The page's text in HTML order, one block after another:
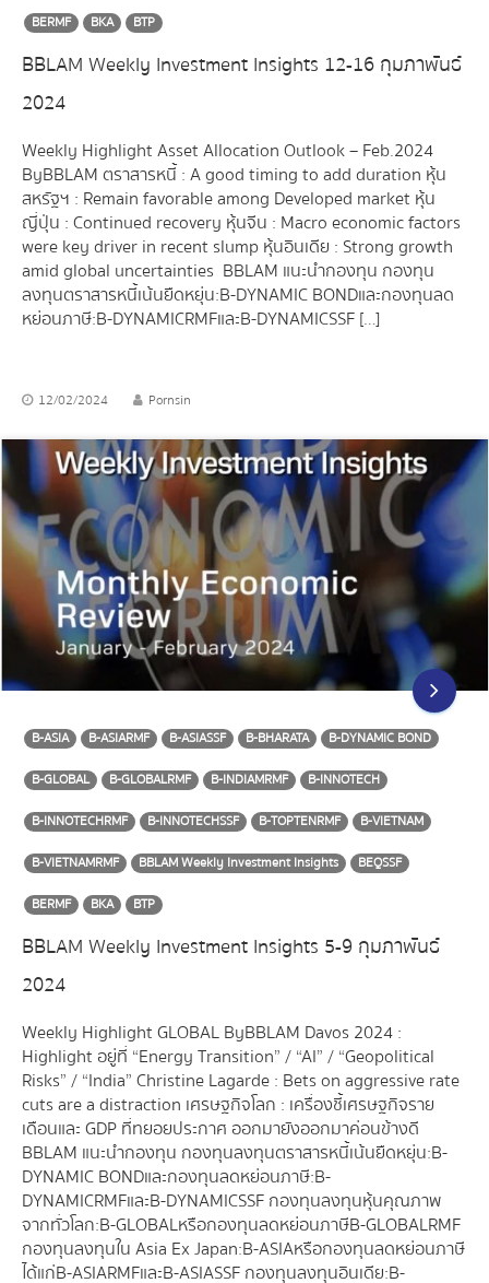
BERMF
BKA BTP
BBLAM Weekly Investment Insights 12-16 กุมภาพันธ์
2024
Weekly Highlight Asset Allocation Outlook – Feb.2024
By BBLAM ตราสารหนี้ : A good timing to add duration หุ้น
สหรัฐฯ : Remain favorable among Developed market หุ้น
ญี่ปุ่น : Continued recovery หุ้นจีน : Macro economic factors
were key driver in recent slump หุ้นอินเดีย : Strong growth
amid global uncertainties BBLAM แนะนำกองทุน กองทุน
ลงทุนตราสารหนี้เน้นยืดหยุ่น : B-DYNAMIC BOND และ กองทุนลด
หย่อนภาษี : B-DYNAMICRMF และ B-DYNAMICSSF […]
12/02/2024 Pornsin
B-ASIA B-ASIARMF B-ASIASSF B-BHARATA
B-DYNAMIC BOND
B-GLOBAL
B-GLOBALRMF B-INDIAMRMF
B-INNOTECH
B-INNOTECHRMF
B-INNOTECHSSF B-TOPTENRMF
B-VIETNAM
B-VIETNAMRMF
BBLAM Weekly Investment Insights
BEQSSF
BERMF
BKA BTP
BBLAM Weekly Investment Insights 5-9 กุมภาพันธ์
2024
Weekly Highlight GLOBAL By BBLAM Davos 2024 :
Highlight อยู่ที่ “Energy Transition” / “AI” / “Geopolitical
Risks” / “India” Christine Lagarde : Bets on aggressive rate
cuts are a distraction เศรษฐกิจโลก : เครื่องชี้เศรษฐกิจราย
เดือนและ GDP ที่ทยอยประกาศ ออกมายังออกมาค่อนข้างดี
BBLAM แนะนำกองทุน กองทุนลงทุนตราสารหนี้เน้นยืดหยุ่น : B-
DYNAMIC BOND และ กองทุนลดหย่อนภาษี : B-
DYNAMICRMF และ B-DYNAMICSSF กองทุนลงทุนหุ้นคุณภาพ
จากทั่วโลก : B-GLOBAL หรือกองทุนลดหย่อนภาษี B-GLOBALRMF
กองทุนลงทุนใน Asia Ex Japan : B-ASIA หรือกองทุนลดหย่อนภาษี
ได้แก่ B-ASIARMF และ B-ASIASSF กองทุนลงทุนอินเดีย : B-